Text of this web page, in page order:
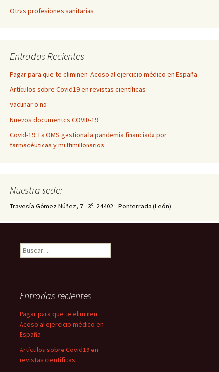
Otras profesiones sanitarias
Entradas Recientes
Pagar para que te eliminen. Acoso al ejercicio médico en España
Artículos sobre Covid19 en revistas científicas
Vacunar o no
Nuevos documentos COVID-19
Covid-19: La OMS gestiona la pandemia financiada por
farmacéuticas y multimillonarios
Nuestra sede:
Travesía Gómez Núñez, 7 - 3º. 24402 - Ponferrada (León)
Buscar:
Entradas recientes
Pagar para que te eliminen.
Acoso al ejercicio médico en
España
Artículos sobre Covid19 en
revistas científicas